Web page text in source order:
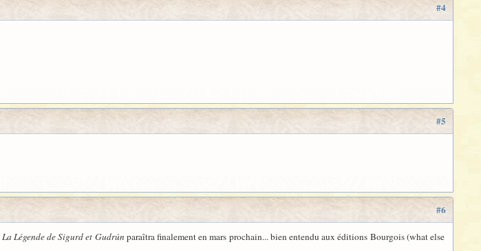
#4
#5
#6
La Légende de Sigurd et Gudrún paraîtra finalement en mars prochain... bien entendu aux éditions Bourgois (what else